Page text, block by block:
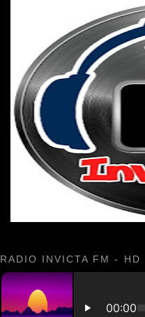
RADIO INVICTA FM - HD